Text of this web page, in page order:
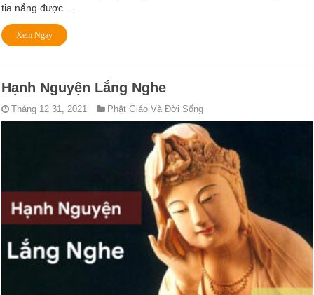
tia nắng được …
Xem Ngay
Hạnh Nguyện Lắng Nghe
Tháng 12 31, 2021 Phật Giáo Và Đời Sống